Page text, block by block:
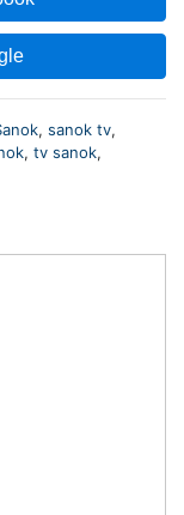
, sanok tv,
, tv sanok,